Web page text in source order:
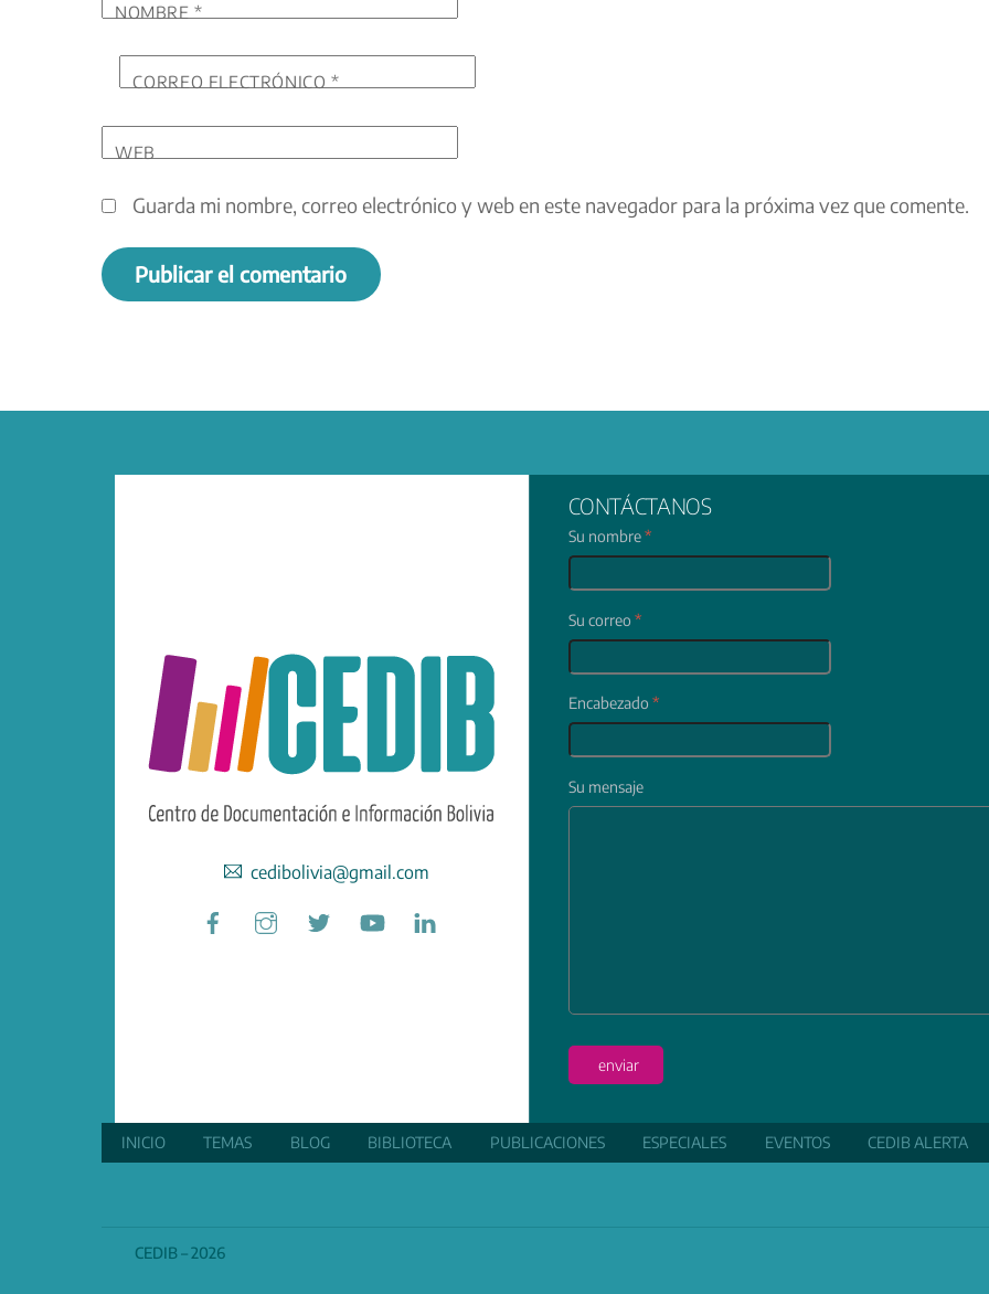
NOMBRE*
CORREO ELECTRÓNICO*
WEB
Guarda mi nombre, correo electrónico y web en este navegador para la próxima vez que comente.
cedibolivia@gmail.com
Facebook YouTube
CONTÁCTANOS
Su nombre*
Su correo *
Encabezado *
Su mensaje
enviar
INICIO TEMAS BLOG BIBLIOTECA PUBLICACIONES ESPECIALES EVENTOS CEDIB ALERTA
CEDIB – 2026